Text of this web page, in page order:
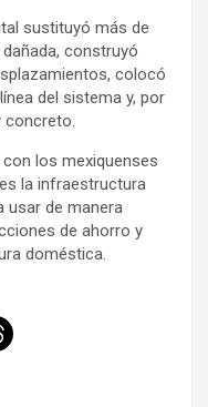
sustituyó más de
construyó
colocó
del sistema y, por
concreto.
los mexiquenses
la infraestructura
usar de manera
de ahorro y
doméstica.